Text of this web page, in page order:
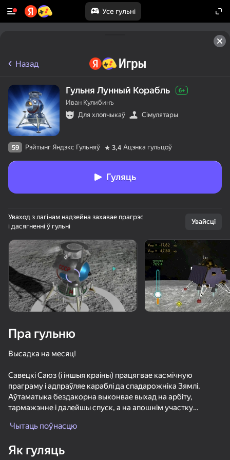
Усе гульні
Павярніце прыладу
Гульня працуе толькі ў гарызантальнай
арыентацыі
По Центру Принятия Решений: Ракеты и Дроны
Назад
Гульня Лунный Корабль 6+
Иван Кулибинъ
Для хлопчыкаў
Сімулятары
59 Рэйтынг Яндэкс Гульняў 3,4 Ацэнка гульцоў
Гуляць
Уваход з лагінам надзейна захавае прагрэс
і дасягненні ў гульні
Увайсці
Пра гульню
Высадка на месяц!
Савецкі Саюз (і іншыя краіны) працягвае касмічную
праграму і адпраўляе караблі да спадарожніка Зямлі.
Аўтаматыка бездакорна выконвае выхад на арбіту,
тармажэнне і далейшы спуск, а на апошнім участку
сутыкненне з паверхняй.
Легендарны месяцовы касмічны апарат LK-11F94
Чытаць поўнасцю
Як гуляць